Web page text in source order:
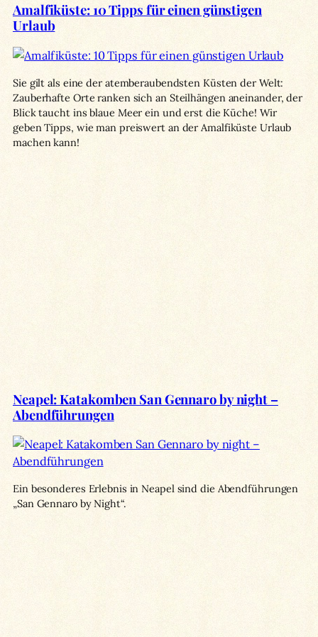
Amalfiküste: 10 Tipps für einen günstigen
Urlaub
Sie gilt als eine der atemberaubendsten Küsten der Welt:
Zauberhafte Orte ranken sich an Steilhängen aneinander, der
Blick taucht ins blaue Meer ein und erst die Küche! Wir
geben Tipps, wie man preiswert an der Amalfiküste Urlaub
machen kann!
Neapel: Katakomben San Gennaro by night –
Abendführungen
Ein besonderes Erlebnis in Neapel sind die Abendführungen
„San Gennaro by Night“.